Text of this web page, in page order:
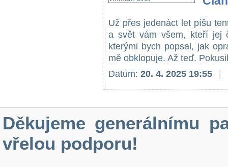
Už přes jedenáct let píšu
a svět vám všem, kteří jej
kterými bych popsal, jak
mě obklopuje. Až teď.
Datum: 20. 4. 2025 19:55
Děkujeme generálnímu
vřelou podporu!